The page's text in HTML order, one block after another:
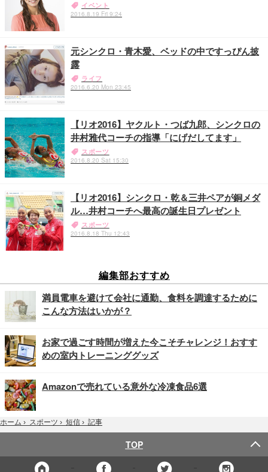
イベント
2016.8.19 Fri 9:24
元シンクロ・青木愛、ベッドの中ですっぴん披
露
ライフ
2016.6.20 Mon 23:45
【リオ2016】ヤクルト・つば九郎、シンクロの
井村雅代コーチの指導「にげだしてます」
スポーツ
2016.8.20 Sat 15:30
【リオ2016】シンクロ・乾＆三井ペアが銅メダ
ル…井村コーチへ最高の誕生日プレゼント
スポーツ
2016.8.18 Thu 12:43
編集部おすすめ
満員電車を避けて会社に通勤、食料を調達するために
こんな方法はいかが？
お家で過ごす時間が増えた今こそチャレンジ！おすす
めの室内トレーニンググッズ
Amazonで売れている意外な冷凍食品6選
ホーム › スポーツ › 短信 › 記事
TOP